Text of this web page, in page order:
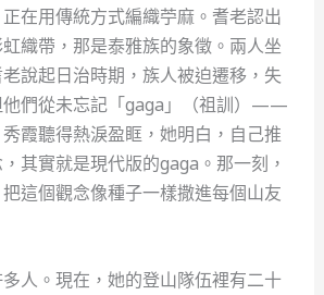
在用傳統方式編織苧麻。耆老認出
織帶，那是泰雅族的象徵。兩人坐
說起日治時期，族人被迫遷移，失
他們從未忘記「gaga」（祖訓）——
霞聽得熱淚盈眶，她明白，自己推
其實就是現代版的gaga。那一刻，
這個觀念像種子一樣撒進每個山友
人。現在，她的登山隊伍裡有二十